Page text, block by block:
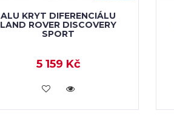
ALU KRYT DIFERENCIÁLU
LAND ROVER DISCOVERY
SPORT
5 159 Kč
KOUPIT